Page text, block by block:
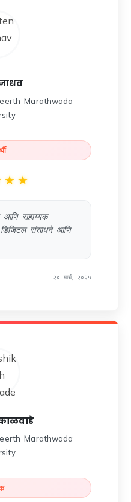
Marathwada
★
★
आणि सहाय्यक
संसाधने आणि
२० मार्च, २०२५
Marathwada